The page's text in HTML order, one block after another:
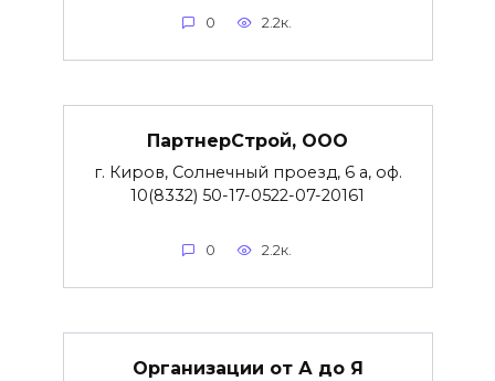
0 2.2к.
ПартнерСтрой, ООО
г. Киров, Солнечный проезд, 6 а, оф.
10(8332) 50-17-0522-07-20161
0 2.2к.
Организации от А до Я